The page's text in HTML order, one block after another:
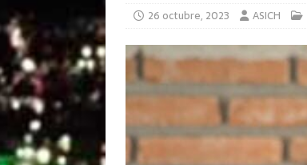
26 octubre, 2023 ASICH